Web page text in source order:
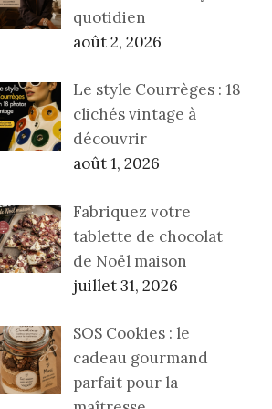
quotidien
août 2, 2026
Le style Courrèges : 18
clichés vintage à
découvrir
août 1, 2026
Fabriquez votre
tablette de chocolat
de Noël maison
juillet 31, 2026
SOS Cookies : le
cadeau gourmand
parfait pour la